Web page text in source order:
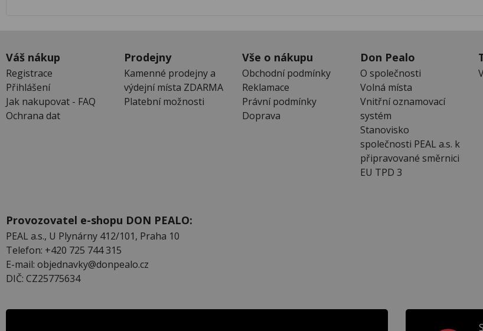
Váš nákup
Registrace
Přihlášení
Jak nakupovat - FAQ
Ochrana dat
Prodejny
Kamenné prodejny a
výdejní místa ZDARMA
Platební možnosti
Vše o nákupu
Obchodní podmínky
Reklamace
Právní podmínky
Doprava
Don Pealo
O společnosti
Volná místa
Vnitřní oznamovací
systém
Stanovisko
společnosti PEAL a.s. k
připravované směrnici
EU TPD 3
Provozovatel e-shopu DON PEALO:
PEAL a.s., U Plynárny 412/101, Praha 10
Telefon: +420 725 744 315
E-mail: objednavky@donpealo.cz
DIČ: CZ25775634